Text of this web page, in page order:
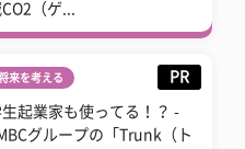
（ゲ...
来を考える PR
生起業家も使ってる！？ -
グループの「Trunk（ト